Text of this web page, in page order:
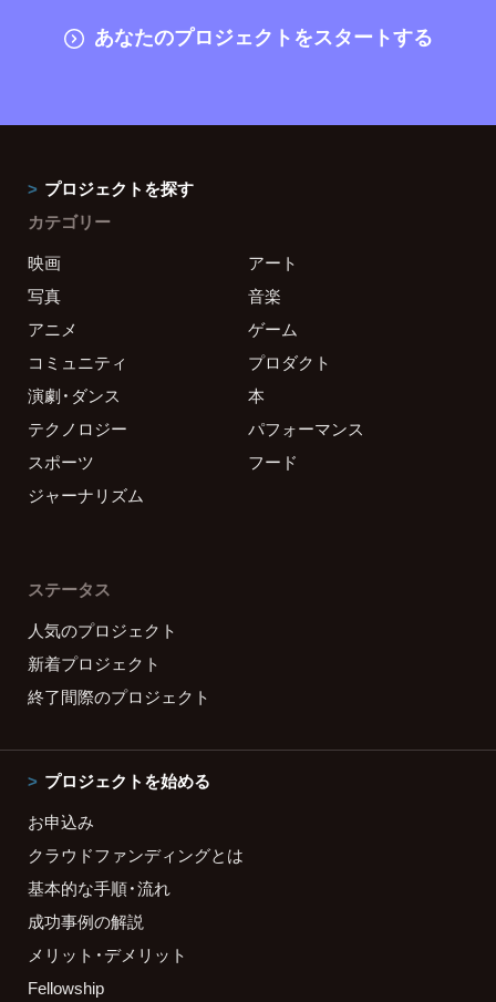
あなたのプロジェクトをスタートする
プロジェクトを探す
カテゴリー
映画
アート
写真
音楽
アニメ
ゲーム
コミュニティ
プロダクト
演劇・ダンス
本
テクノロジー
パフォーマンス
スポーツ
フード
ジャーナリズム
ステータス
人気のプロジェクト
新着プロジェクト
終了間際のプロジェクト
プロジェクトを始める
お申込み
クラウドファンディングとは
基本的な手順・流れ
成功事例の解説
メリット・デメリット
Fellowship